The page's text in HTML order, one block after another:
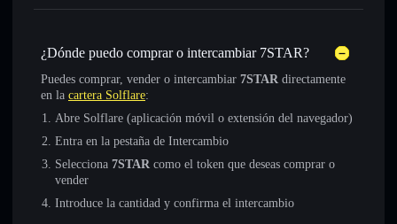
¿Dónde puedo comprar o intercambiar 7STAR?
Puedes comprar, vender o intercambiar 7STAR directamente
en la cartera Solflare:
Abre Solflare (aplicación móvil o extensión del navegador)
Entra en la pestaña de Intercambio
Selecciona 7STAR como el token que deseas comprar o
vender
Introduce la cantidad y confirma el intercambio